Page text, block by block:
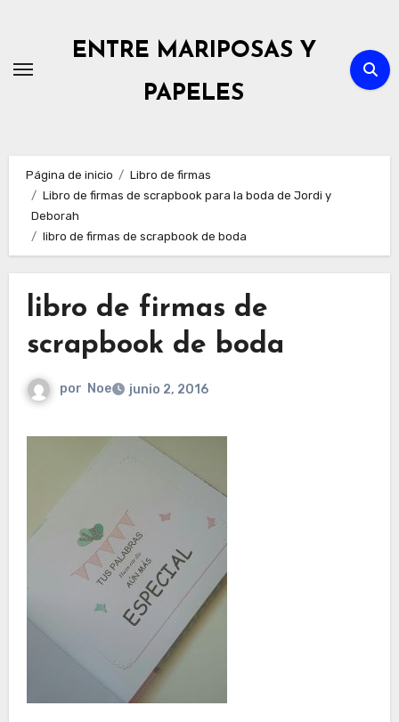
contenido
ENTRE MARIPOSAS Y
PAPELES
Página de inicio
Libro de firmas
Libro de firmas de scrapbook para la boda de Jordi y
Deborah
libro de firmas de scrapbook de boda
libro de firmas de
scrapbook de boda
por Noe junio 2, 2016